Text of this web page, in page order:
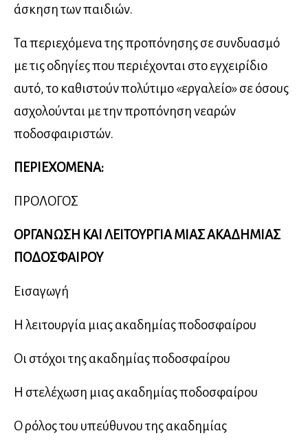
άσκηση των παιδιών.
Τα περιεχόμενα της προπόνησης σε συνδυασμό
με τις οδηγίες που περιέχονται στο εγχειρίδιο
αυτό, το καθιστούν πολύτιμο «εργαλείο» σε όσους
ασχολούνται με την προπόνηση νεαρών
ποδοσφαιριστών.
ΠΕΡΙΕΧΟΜΕΝΑ:
ΠΡΟΛΟΓΟΣ
ΟΡΓΑΝΩΣΗ ΚΑΙ ΛΕΙΤΟΥΡΓΙΑ ΜΙΑΣ ΑΚΑΔΗΜΙΑΣ
ΠΟΔΟΣΦΑΙΡΟΥ
Εισαγωγή
Η λειτουργία μιας ακαδημίας ποδοσφαίρου
Οι στόχοι της ακαδημίας ποδοσφαίρου
Η στελέχωση μιας ακαδημίας ποδοσφαίρου
Ο ρόλος του υπεύθυνου της ακαδημίας